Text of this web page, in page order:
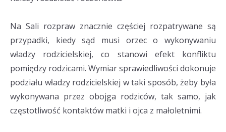
Na Sali rozpraw znacznie częściej rozpatrywane są
przypadki, kiedy sąd musi orzec o wykonywaniu
władzy rodzicielskiej, co stanowi efekt konfliktu
pomiędzy rodzicami. Wymiar sprawiedliwości dokonuje
podziału władzy rodzicielskiej w taki sposób, żeby była
wykonywana przez obojga rodziców, tak samo, jak
częstotliwość kontaktów matki i ojca z małoletnimi.